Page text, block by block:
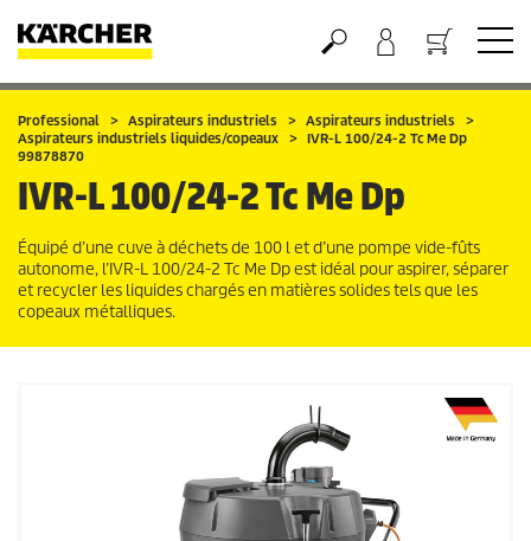
Panier
Professional Aspirateurs industriels
Aspirateurs industriels
Aspirateurs industriels liquides/copeaux
IVR-L 100/24-2 Tc Me Dp
99878870
IVR-L 100/24-2 Tc Me Dp
Équipé d’une cuve à déchets de 100 l et d’une pompe vide-fûts
autonome, l’IVR-L 100/24-2 Tc Me Dp est idéal pour aspirer, séparer
et recycler les liquides chargés en matières solides tels que les
copeaux métalliques.